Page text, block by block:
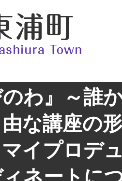
のわ』～誰
な講座の
イプロデ